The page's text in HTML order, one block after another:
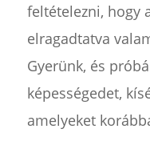
feltételezni, hogy
elragadtatva
Gyerünk, és
képességedet,
amelyeket